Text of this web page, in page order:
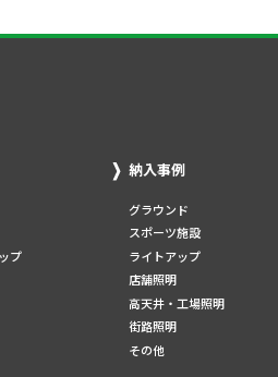
プ
納入事例
グラウンド
スポーツ施設
ライトアップ
店舗照明
高天井・工場照明
街路照明
その他